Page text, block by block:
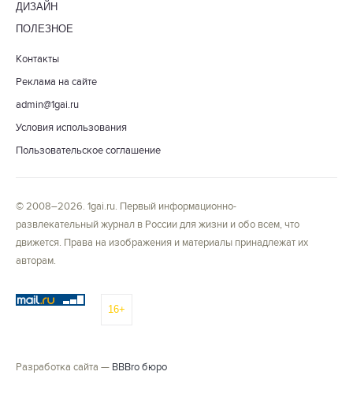
ДИЗАЙН
ПОЛЕЗНОЕ
Контакты
Реклама на сайте
admin@1gai.ru
Условия использования
Пользовательское соглашение
© 2008–2026. 1gai.ru. Первый информационно-
развлекательный журнал в России для жизни и обо всем, что
движется. Права на изображения и материалы принадлежат их
авторам.
16+
Разработка сайта — BBBro бюро